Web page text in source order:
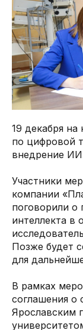
19 декабря
по цифровой
внедрение
Участники
компании
поговорили о
интеллекта в
Позже будет
для
В рамках
соглашения о
Ярославским